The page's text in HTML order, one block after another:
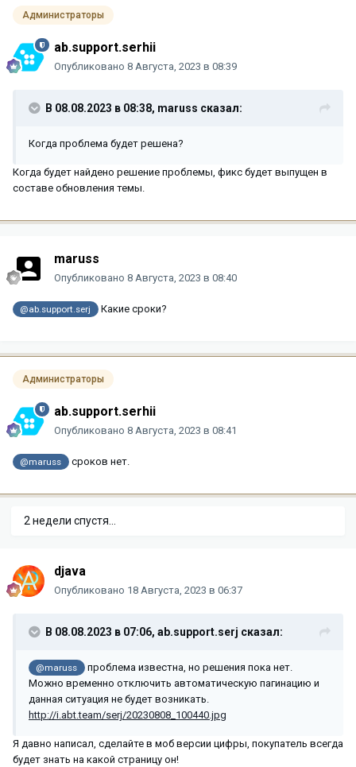
Администраторы
ab.support.serhii
Опубликовано 8 Августа, 2023 в 08:39
В 08.08.2023 в 08:38, maruss сказал:
Когда проблема будет решена?
Когда будет найдено решение проблемы, фикс будет выпущен в
составе обновления темы.
maruss
Опубликовано 8 Августа, 2023 в 08:40
@ab.support.serj Какие сроки?
Администраторы
ab.support.serhii
Опубликовано 8 Августа, 2023 в 08:41
@maruss сроков нет.
2 недели спустя...
djava
Опубликовано 18 Августа, 2023 в 06:37
В 08.08.2023 в 07:06, ab.support.serj сказал:
@maruss
проблема известна, но решения пока нет.
Можно временно отключить автоматическую пагинацию и
данная ситуация не будет возникать.
http://i.abt.team/serj/20230808_100440.jpg
Я давно написал, сделайте в моб версии цифры, покупатель всегда
будет знать на какой страницу он!